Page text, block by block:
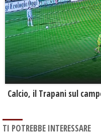
Calcio, il Trapani sul
TI POTREBBE INTERESSARE